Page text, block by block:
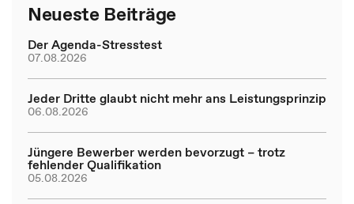
Neueste Beiträge
Der Agenda-Stresstest
07.08.2026
Jeder Dritte glaubt nicht mehr ans Leistungsprinzip
06.08.2026
Jüngere Bewerber werden bevorzugt – trotz
fehlender Qualifikation
05.08.2026